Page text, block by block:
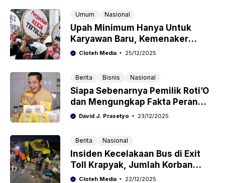
Umum Nasional
Upah Minimum Hanya Untuk
Karyawan Baru, Kemenaker
Pertegas Aturan Gaji Karyawan
Cloteh Media 25/12/2025
Berita Bisnis Nasional
Siapa Sebenarnya Pemilik Roti’O
dan Mengungkap Fakta Peran
Dude Herlino
David J. Prasetyo 23/12/2025
Berita Nasional
Insiden Kecelakaan Bus di Exit
Toll Krapyak, Jumlah Korban
Terkonfirmasi
Cloteh Media 22/12/2025